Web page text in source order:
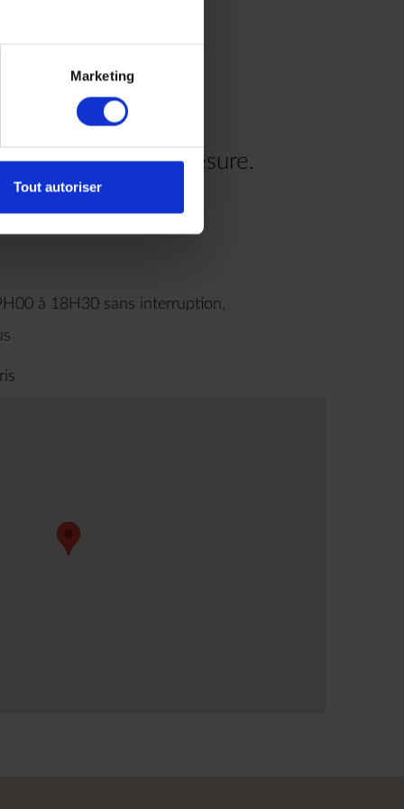
Marketing
Tout autoriser
voyage à votre mesure.
à 18H30 sans interruption,